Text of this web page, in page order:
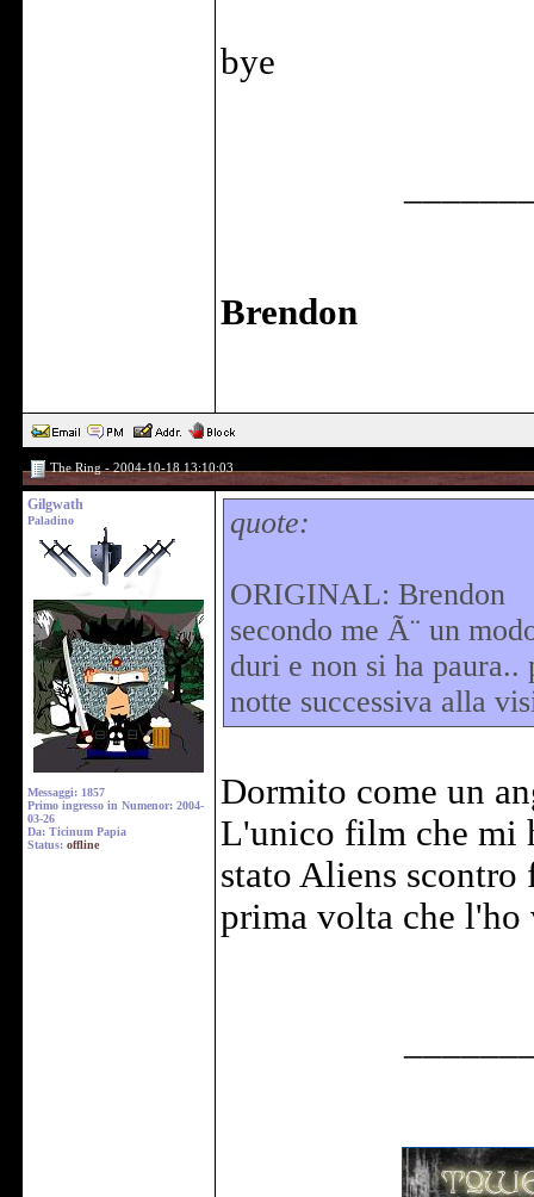
bye
Brendon
The Ring - 2004-10-18 13:10:03
Gilgwath
Paladino
Messaggi: 1857
Primo ingresso in Numenor: 2004-
03-26
Da: Ticinum Papia
Status: offline
quote:
ORIGINAL: Brendon
secondo me Ã¨ un
duri e non si ha
notte successiva alla
Dormito come un
L'unico film che mi
stato Aliens
prima volta che l'ho